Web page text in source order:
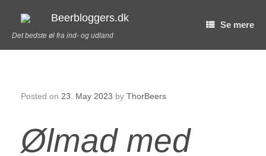
Beerbloggers.dk
Det bedste øl fra ind- og udland
Se mere
Posted on 23. May 2023 by ThorBeers
Ølmad med